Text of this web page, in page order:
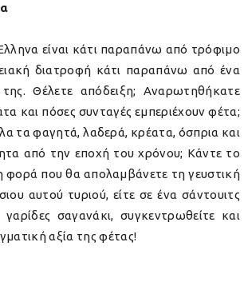
είναι κάτι παραπάνω από τρόφιμο
διατροφή κάτι παραπάνω από ένα
Θέλετε απόδειξη; Αναρωτηθήκατε
και πόσες συνταγές εμπεριέχουν φέτα;
τα φαγητά, λαδερά, κρέατα, όσπρια και
από την εποχή του χρόνου; Κάντε το
φορά που θα απολαμβάνετε τη γευστική
αυτού τυριού, είτε σε ένα σάντουιτς
γαρίδες σαγανάκι, συγκεντρωθείτε και
αξία της φέτας!